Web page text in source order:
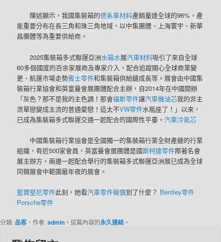
陳述顯示，我國集裝箱的德系車材料產銷量達全球的96%，產
能重要分布在長三角和珠三角地域，以中集團體、上海寰宇、新華
昌團體等為重要供給商。
2025集裝箱多式聯運亞洲水箱水展汽車材料吸引了來自全球
60多個國度的百余家展商及專家介入，配合追蹤關心全球商業變
更、航運市場走勢賓士零件和集裝箱供給鏈成長等。展會由中國集
裝箱行業協會和英富曼會展團體配合主辦，自2014年在中國開辦
「灰色？那不是我的主色調！那會福斯零件讓汽車機油芯我的非主
流單戀變成主流的普通愛戀！這太不VW零件水瓶座了！」以來，
已成為集裝箱多式聯運交通一起配合的國際性平臺。汽車冷氣芯
中國集裝箱行業協會是全國獨一的集裝箱行業全財產鏈的行業
組織，有近500家會員，英富曼會展團體是國斯柯達零件際著名會
展主辦方，兩邊一起配合舉行的集裝箱多式聯運亞洲展已成為全球
同類展會中範圍最年夜的展會。
藍寶堅尼零件此刻，她看汽車零件報價到了什麼？ Bentley零件
Porsche零件
分類: 品客 ，作者:admin 。這篇內容的永久連結 。